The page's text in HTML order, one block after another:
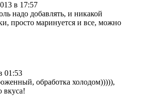
в 17:57
надо добавлять, и никакой
просто маринуется и все, можно
01:53
обработка холодом))))),
вкуса!